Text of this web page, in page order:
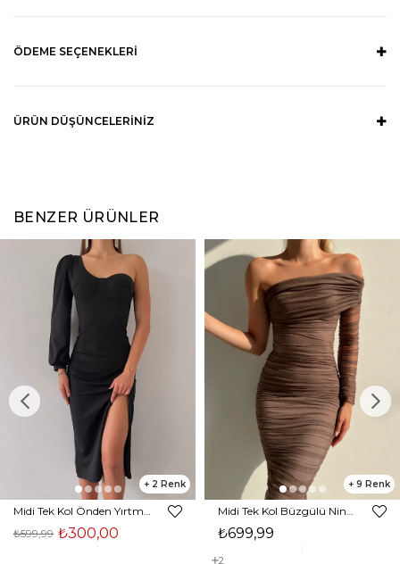
ÖDEME SEÇENEKLERI
ÜRÜN DÜŞÜNCELERINIZ
BENZER ÜRÜNLER
2
₺300,00
₺599,99
9
₺699,99
2